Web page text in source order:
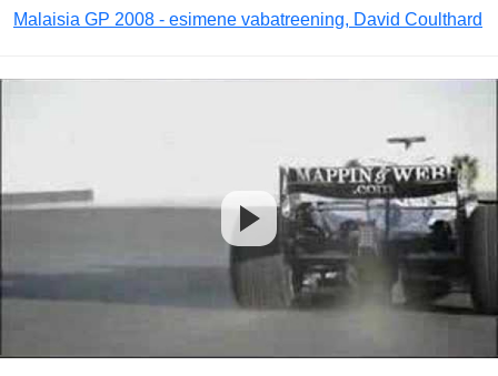
Malaisia GP 2008 - esimene vabatreening, David Coulthard